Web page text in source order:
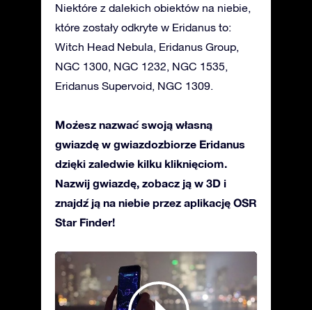
Niektóre z dalekich obiektów na niebie,
które zostały odkryte w Eridanus to:
Witch Head Nebula, Eridanus Group,
NGC 1300, NGC 1232, NGC 1535,
Eridanus Supervoid, NGC 1309.
Możesz nazwać swoją własną
gwiazdę w gwiazdozbiorze Eridanus
dzięki zaledwie kilku kliknięciom.
Nazwij gwiazdę, zobacz ją w 3D i
znajdź ją na niebie przez aplikację OSR
Star Finder!